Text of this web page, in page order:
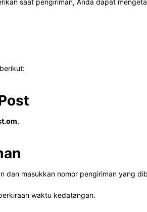
saat pengiriman, Anda dapat
.
masukkan nomor pengiriman yang
waktu kedatangan.